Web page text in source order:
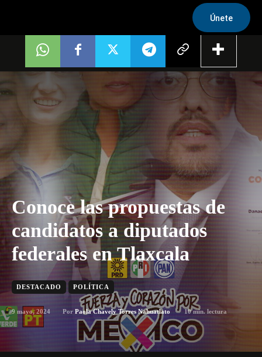
Únete
Conoce las propuestas de
candidatos a diputados
federales en Tlaxcala
DESTACADO POLÍTICA
9 mayo, 2024 Por Paola Chavely Torres Nahuatlato 10min. lectura